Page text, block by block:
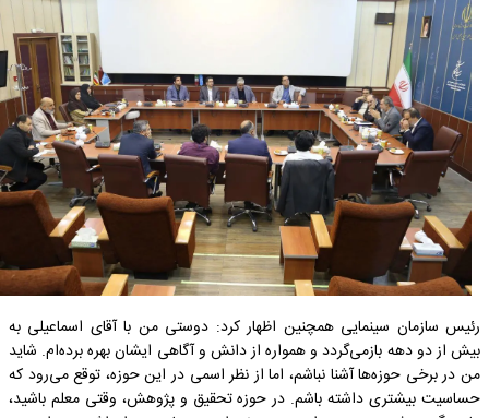
رئیس سازمان سینمایی همچنین اظهار کرد: دوستی من با آقای اسماعیلی به
بیش از دو دهه بازمی‌گردد و همواره از دانش و آگاهی ایشان بهره برده‌ام. شاید
من در برخی حوزه‌ها آشنا نباشم، اما از نظر اسمی در این حوزه، توقع می‌رود که
حساسیت بیشتری داشته باشم. در حوزه تحقیق و پژوهش، وقتی معلم باشید،